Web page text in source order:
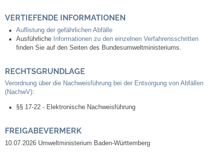
Soziale Einrichtungen
Freizeit
Veranstaltungen & Feste
Veranstaltungskalender
VERTIEFENDE INFORMATIONEN
Auflistung der gefährlichen Abfälle
Ausführliche
Informationen zu den einzelnen Verfahrensschritten
finden Sie auf den Seiten des Bundesumweltministeriums.
RECHTSGRUNDLAGE
Verordnung über die Nachweisführung bei der Entsorgung von Abfällen
(NachwV):
§§ 17-22 - Elektronische Nachweisführung
FREIGABEVERMERK
10.07.2026 Umweltministerium Baden-Württemberg